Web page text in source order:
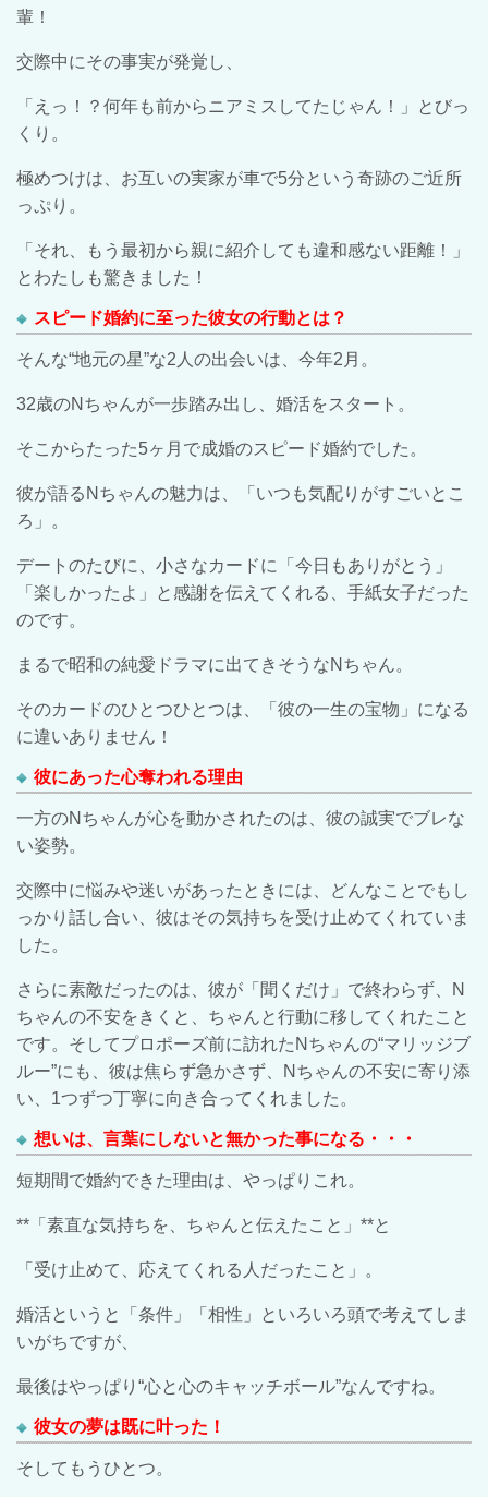
輩！
交際中にその事実が発覚し、
「えっ！？何年も前からニアミスしてたじゃん！」とびっ
くり。
極めつけは、お互いの実家が車で5分という奇跡のご近所
っぷり。
「それ、もう最初から親に紹介しても違和感ない距離！」
とわたしも驚きました！
スピード婚約に至った彼女の行動とは？
そんな“地元の星”な2 人の出会いは、今年2 月。
32歳のN ちゃんが一歩踏み出し、婚活をスタート。
そこからたった5ヶ月で成婚のスピード婚約でした。
彼が語る N ちゃんの魅力は、「いつも気配りがすごいとこ
ろ」。
デートのたびに、小さなカードに「今日もありがとう」
「楽しかったよ」と感謝を伝えてくれる、手紙女子だった
のです。
まるで昭和の純愛ドラマに出てきそうなN ちゃん。
そのカードのひとつひとつは、「彼の一生の宝物」になる
に違いありません！
彼にあった心奪われる理由
一方のN ちゃんが心を動かされたのは、彼の誠実でブレな
い姿勢。
交際中に悩みや迷いがあったときには、どんなことでもし
っかり話し合い、彼はその気持ちを受け止めてくれていま
した。
さらに素敵だったのは、彼が「聞くだけ」で終わらず、
N
ちゃんの不安をきくと、ちゃんと行動に移してくれたこと
です。そしてプロポーズ前に訪れた N ちゃんの“マリッジブ
ルー”にも、彼は焦らず急かさず、 N ちゃんの不安に寄り添
い、 1つずつ丁寧に向き合ってくれました。
想いは、言葉にしないと無かった事になる・・・
短期間で婚約できた理由は、やっぱりこれ。
** 「素直な気持ちを、ちゃんと伝えたこと」 **と
「受け止めて、応えてくれる人だったこと」。
婚活というと「条件」「相性」といろいろ頭で考えてしま
いがちですが、
最後はやっぱり“心と心のキャッチボール”なんですね。
彼女の夢は既に叶った！
そしてもうひとつ。